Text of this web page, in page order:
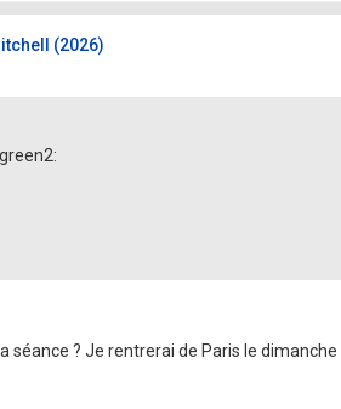
(2026)
séance ? Je rentrerai de Paris le